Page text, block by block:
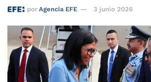
por Agencia EFE 3 junio 2026